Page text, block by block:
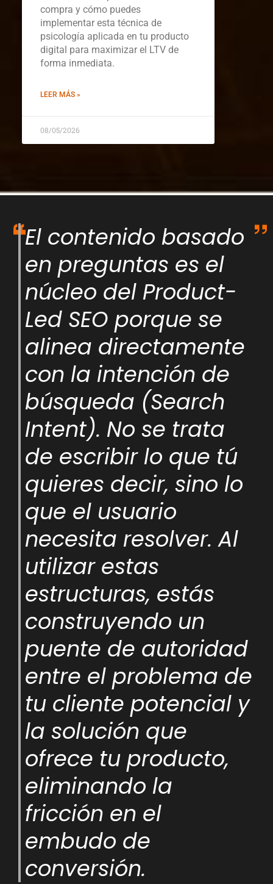
compra y cómo puedes
implementar esta técnica de
psicología aplicada en tu producto
digital para maximizar el LTV de
forma inmediata.
LEER MÁS »
08/05/2026
El contenido basado
en preguntas es el
núcleo del Product-
Led SEO porque se
alinea directamente
con la intención de
búsqueda (Search
Intent). No se trata
de escribir lo que tú
quieres decir, sino lo
que el usuario
necesita resolver. Al
utilizar estas
estructuras, estás
construyendo un
puente de autoridad
entre el problema de
tu cliente potencial y
la solución que
ofrece tu producto,
eliminando la
fricción en el
embudo de
conversión.